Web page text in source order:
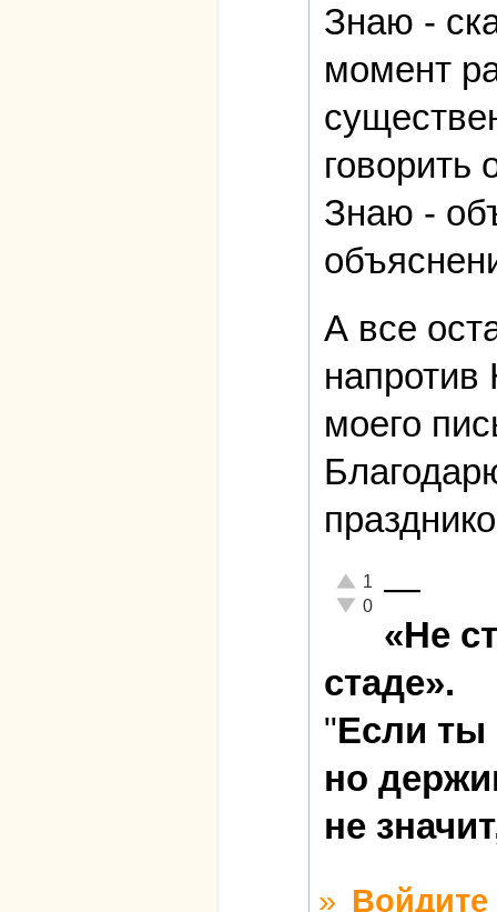
Знаю -
момент
Знаю -
А все
напротив
моего
Отлично!
1
Неадекватно!
0 —
«Не
стаде».
"Если ты
но
не
» Войдите